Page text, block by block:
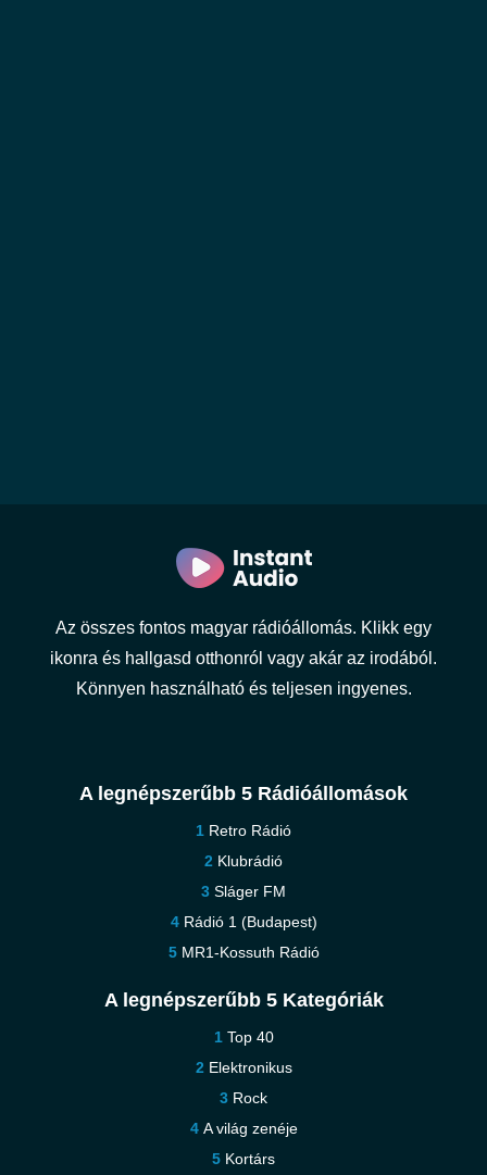
Az összes fontos magyar rádióállomás. Klikk egy
ikonra és hallgasd otthonról vagy akár az irodából.
Könnyen használható és teljesen ingyenes.
A legnépszerűbb 5 Rádióállomások
Retro Rádió
Klubrádió
Sláger FM
Rádió 1 (Budapest)
MR1-Kossuth Rádió
A legnépszerűbb 5 Kategóriák
Top 40
Elektronikus
Rock
A világ zenéje
Kortárs